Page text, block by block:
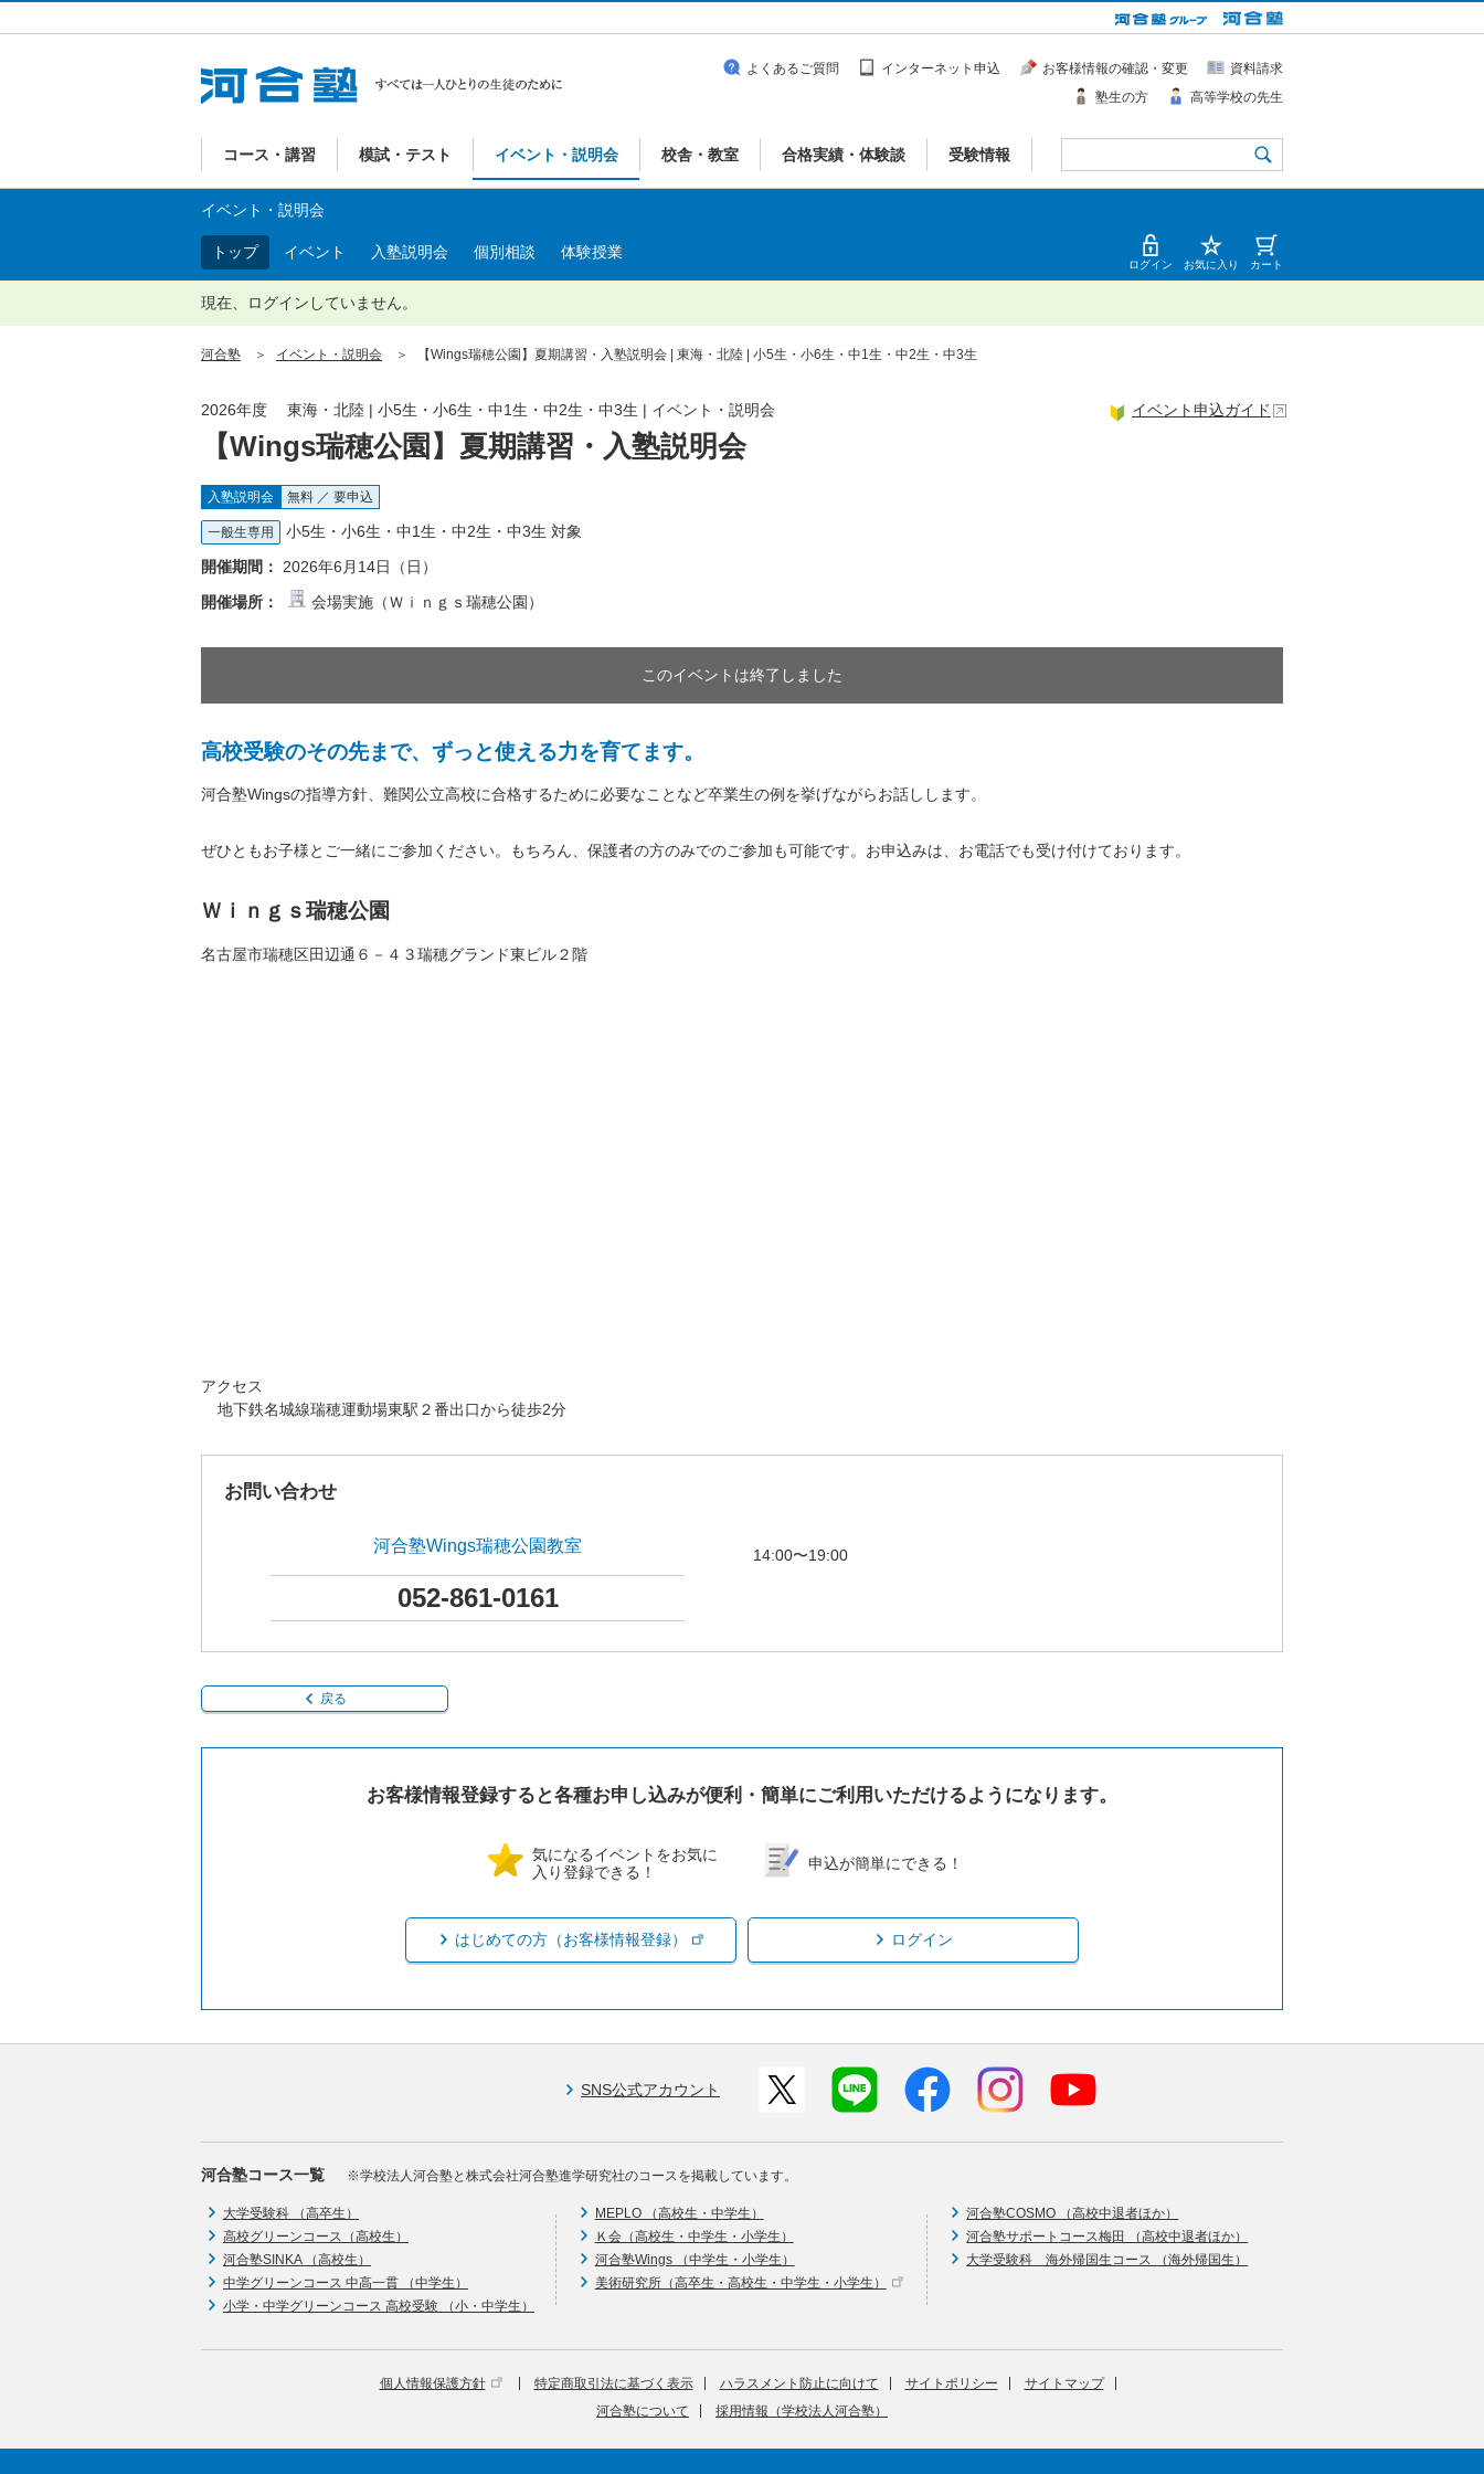
コース・講習 模試・テスト イベント・説明会 校舎・教室 合格実績・体験談 受験情報
よくあるご質問 インターネット申込 お客様情報の確認・変更
資料請求
塾生の方
高等学校の先生
イベント・説明会
トップ イベント 入塾説明会 個別相談 体験授業
ログイン お気に入り カート
現在、ログインしていません。
河合塾 イベント・説明会 【Wings瑞穂公園】夏期講習・入塾説明会 | 東海・北陸 | 小5生・小6生・中1生・中2生・中3生
【Wings瑞穂公園】夏期講習・入塾説明会
2026年度 東海・北陸 | 小5生・小6生・中1生・中2生・中3生 | イベント・説明会 イベント申込ガイド
入塾説明会 無料 ／ 要申込
一般生専用
小5生・小6生・中1生・中2生・中3生 対象
開催期間：
2026年6月14日（日）
開催場所：
会場実施（Ｗｉｎｇｓ瑞穂公園）
このイベントは終了しました
高校受験のその先まで、ずっと使える力を育てます。
河合塾Wingsの指導方針、難関公立高校に合格するために必要なことなど卒業生の例を挙げながらお話しします。
ぜひともお子様とご一緒にご参加ください。もちろん、保護者の方のみでのご参加も可能です。お申込みは、お電話でも受け付けております。
Ｗｉｎｇｓ瑞穂公園
名古屋市瑞穂区田辺通６－４３瑞穂グランド東ビル２階
アクセス
地下鉄名城線瑞穂運動場東駅２番出口から徒歩2分
お問い合わせ
河合塾Wings瑞穂公園教室
052-861-0161
14:00〜19:00
戻る
お客様情報登録すると各種お申し込みが便利・簡単にご利用いただけるようになります。
気になるイベントをお気に
入り登録できる！
申込が簡単にできる！
はじめての方（お客様情報登録） ログイン
SNS公式アカウント
河合塾コース一覧 ※学校法人河合塾と株式会社河合塾進学研究社のコースを掲載しています。
大学受験科 （高卒生）
高校グリーンコース（高校生）
河合塾SINKA （高校生）
中学グリーンコース 中高一貫 （中学生）
小学・中学グリーンコース 高校受験 （小・中学生）
MEPLO （高校生・中学生）
Ｋ会（高校生・中学生・小学生）
河合塾Wings （中学生・小学生）
美術研究所（高卒生・高校生・中学生・小学生）
河合塾COSMO （高校中退者ほか）
河合塾サポートコース梅田 （高校中退者ほか）
大学受験科 海外帰国生コース （海外帰国生）
個人情報保護方針 特定商取引法に基づく表示 ハラスメント防止に向けて サイトポリシー
サイトマップ
河合塾について
採用情報（学校法人河合塾）